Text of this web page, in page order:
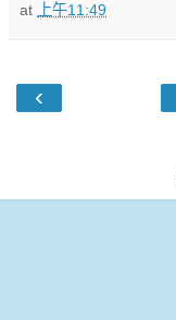
at 上午11:49
‹